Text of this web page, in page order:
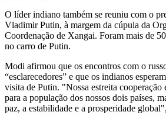
O líder indiano também se reuniu com o
Vladimir Putin, à margem da cúpula da
Coordenação de Xangai. Foram mais de
no carro de Putin.
Modi afirmou que os encontros com o
“esclarecedores” e que os indianos
visita de Putin. "Nossa estreita cooperação
para a população dos nossos dois países,
paz, a estabilidade e a prosperidade